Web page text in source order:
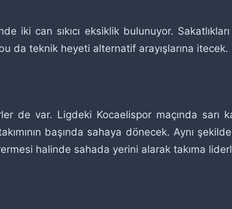
iki can sıkıcı eksiklik bulunuyor.
da teknik heyeti alternatif arayışlarına itecek.
de var. Ligdeki Kocaelispor maçında sarı
başında sahaya dönecek. Aynı
halinde sahada yerini alarak takıma